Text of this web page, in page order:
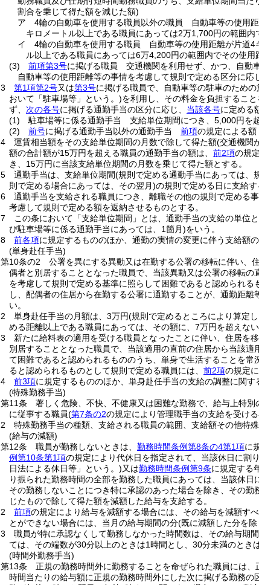
割合を乗じて得た額を減じた額)
ア
4輪の自動車を使用する職員以外の職員 自動車等の使用
キロメートル以上である職員にあっては2万1,700円の範囲
イ
4輪の自動車を使用する職員 自動車等の使用距離が片道4
ル以上である職員にあっては6万4,200円の範囲内でその使
(3)
前項第3号に掲げる職員 交通機関を利用せず、かつ、自動
自動車等の使用距離等の事情を考慮して規則で定める区分に応
3
第1項第2号又は第3号に掲げる職員で、自動車等の駐車のための
おいて「駐車場等」という。)を利用し、その料金を負担するこ
ず、 次の各号に掲げる通勤手当の区分に応じ、 当該各号に定める
(1)
駐車場等に係る通勤手当 支給単位期間につき、5,000円を
(2)
前号に掲げる通勤手当以外の通勤手当 前項の規定による額
4
運賃相当額をその支給単位期間の月数で除して得た額(交通機関
額の合計額が15万円を超える職員の通勤手当の額は、 前2項の規
き、15万円に当該支給単位期間の月数を乗じて得た額とする。
5
通勤手当は、支給単位期間(規則で定める通勤手当にあっては、
則で定める場合にあっては、その翌月)の規則で定める日に支給す
6
通勤手当を支給される職員につき、離職その他の規則で定める
考慮して規則で定める額を返納させるものとする。
7
この条において「支給単位期間」とは、通勤手当の支給の単位
び駐車場等に係る通勤手当にあっては、1箇月)をいう。
8
前各項に規定するもののほか、通勤の実情の変更に伴う支給額
(単身赴任手当)
第10条の2
公署を異にする異動又は在勤する公署の移転に伴い、
偶者と別居することとなった職員で、当該異動又は公署の移転
を考慮して規則で定める基準に照らして困難であると認められ
し、配偶者の住居から在勤する公署に通勤することが、通勤距
い。
2
単身赴任手当の月額は、3万円(規則で定めるところにより算定
める距離以上である職員にあっては、その額に、7万円を超えな
3
新たに給料表の適用を受ける職員となったことに伴い、住居を
別居することとなった職員で、当該適用の直前の住居から当該
て困難であると認められるもののうち、単身で生活することを常
ると認められるものとして規則で定める職員には、 前2項の規定
4
前3項に規定するもののほか、単身赴任手当の支給の調整に関
(特殊勤務手当)
第11条
著しく危険、不快、不健康又は困難な勤務で、給与上特
に従事する職員(第7条の2の規定により管理職手当の支給を受け
2
特殊勤務手当の種類、支給される職員の範囲、支給額その他特
(給与の減額)
第12条
職員が勤務しないときは、 勤務時間条例第8条の4第1項に
例第10条第1項の規定により代休日を指定されて、当該休日に割
日法による休日等」という。)又は勤務時間条例第9条に規定する
り振られた勤務時間の全部を勤務した職員にあっては、当該休
その勤務しないことにつき特に承認のあった場合を除き、その
じたもので除して得た額を減額した給与を支給する。
2
前項の規定により給与を減額する場合には、その給与を減額す
とができない場合には、当月の給与期間の分(既に減額した分を除
3
職員が特に承認なくして勤務しなかった時間数は、その給与期
ては、その端数が30分以上のときは1時間とし、30分未満のとき
(時間外勤務手当)
第13条
正規の勤務時間外に勤務することを命ぜられた職員には
時間当たりの給与額に正規の勤務時間外にした次に掲げる勤務